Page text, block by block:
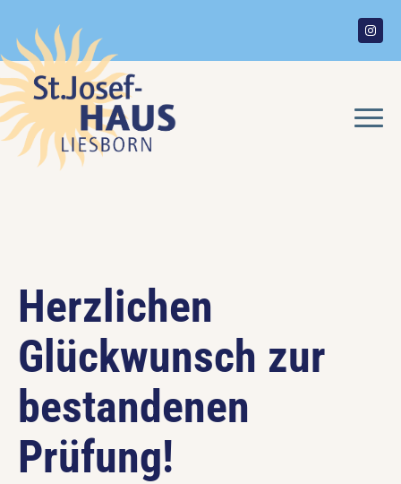
Herzlichen
Glückwunsch zur
bestandenen
Prüfung!